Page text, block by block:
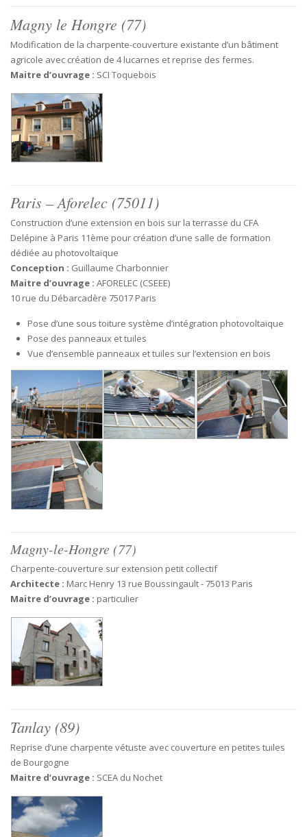
Magny le Hongre (77)
Modification de la charpente-couverture existante d’un bâtiment
agricole avec création de 4 lucarnes et reprise des fermes.
Maitre d’ouvrage : SCI Toquebois
Paris – Aforelec (75011)
Construction d’une extension en bois sur la terrasse du CFA
Delépine à Paris 11ème pour création d’une salle de formation
dédiée au photovoltaïque
Conception : Guillaume Charbonnier
Maitre d’ouvrage : AFORELEC (CSEEE)
10 rue du Débarcadère 75017 Paris
Pose d’une sous toiture système d’intégration photovoltaïque
Pose des panneaux et tuiles
Vue d’ensemble panneaux et tuiles sur l’extension en bois
Magny-le-Hongre (77)
Charpente-couverture sur extension petit collectif
Architecte : Marc Henry 13 rue Boussingault - 75013 Paris
Maitre d’ouvrage : particulier
Tanlay (89)
Reprise d’une charpente vétuste avec couverture en petites tuiles
de Bourgogne
Maitre d’ouvrage : SCEA du Nochet